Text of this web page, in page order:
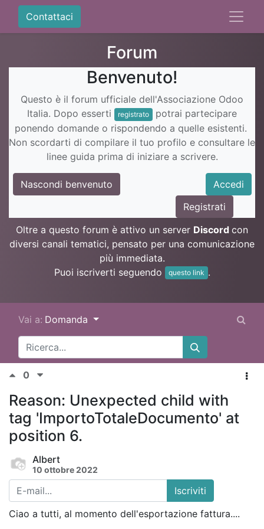
Contattaci
Forum
Benvenuto!
Questo è il forum ufficiale dell'Associazione Odoo
Italia. Dopo esserti
registrato
potrai partecipare
ponendo domande o rispondendo a quelle esistenti.
Non scordarti di compilare il tuo profilo e consultare le
linee guida prima di iniziare a scrivere.
Nascondi benvenuto
Accedi
Registrati
Oltre a questo forum è attivo un server Discord con
diversi canali tematici, pensato per una comunicazione
più immediata.
Puoi iscriverti seguendo
questo link .
Vai a: Domanda
0
Reason: Unexpected child with
tag 'ImportoTotaleDocumento' at
position 6.
Albert
10 ottobre 2022
Iscriviti
Ciao a tutti, al momento dell'esportazione fattura....